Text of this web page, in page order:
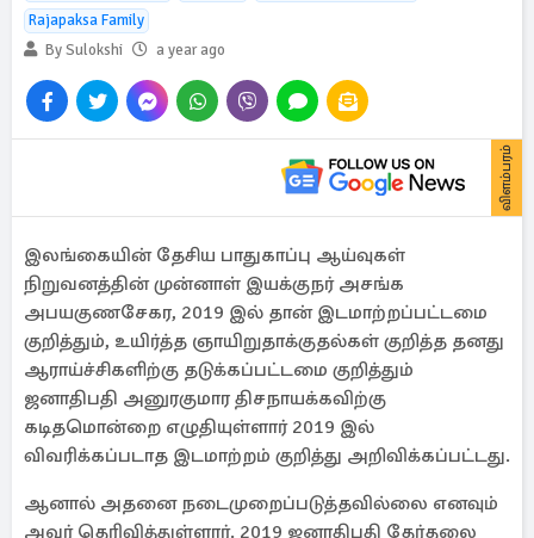
Rajapaksa Family
By Sulokshi
a year ago
விளம்பரம்
இலங்கையின் தேசிய பாதுகாப்பு ஆய்வுகள்
நிறுவனத்தின் முன்னாள் இயக்குநர் அசங்க
அபயகுணசேகர, 2019 இல் தான் இடமாற்றப்பட்டமை
குறித்தும், உயிர்த்த ஞாயிறுதாக்குதல்கள் குறித்த தனது
ஆராய்ச்சிகளிற்கு தடுக்கப்பட்டமை குறித்தும்
ஜனாதிபதி அனுரகுமார திசநாயக்கவிற்கு
கடிதமொன்றை எழுதியுள்ளார் 2019 இல்
விவரிக்கப்படாத இடமாற்றம் குறித்து அறிவிக்கப்பட்டது.
ஆனால் அதனை நடைமுறைப்படுத்தவில்லை எனவும்
அவர் தெரிவித்துள்ளார். 2019 ஜனாதிபதி தேர்தலை